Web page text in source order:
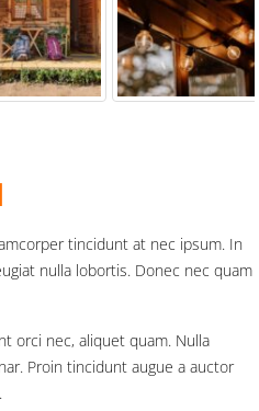
tincidunt at nec ipsum. In
nulla lobortis. Donec nec quam
orci nec, aliquet quam. Nulla
Proin tincidunt augue a auctor